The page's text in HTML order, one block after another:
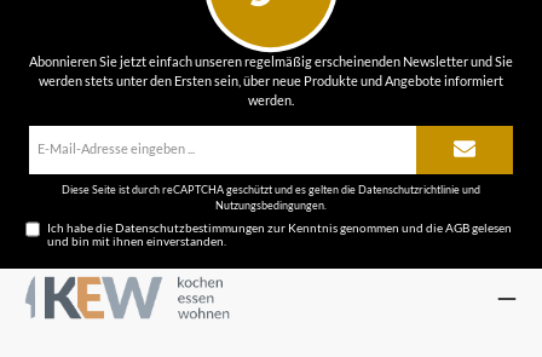
Abonnieren Sie jetzt einfach unseren regelmäßig erscheinenden Newsletter und Sie
werden stets unter den Ersten sein, über neue Produkte und Angebote informiert
werden.
Diese Seite ist durch reCAPTCHA geschützt und es gelten die Datenschutzrichtlinieund
Nutzungsbedingungen.
Ich habe dieDatenschutzbestimmungen zur Kenntnis genommen und dieAGBgelesen
und bin mit ihnen einverstanden.